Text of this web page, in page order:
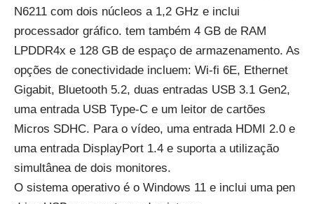
N6211 com dois núcleos a 1,2 GHz e inclui
processador gráfico. tem também 4 GB de RAM
LPDDR4x e 128 GB de espaço de armazenamento. As
opções de conectividade incluem: Wi-fi 6E, Ethernet
Gigabit, Bluetooth 5.2, duas entradas USB 3.1 Gen2,
uma entrada USB Type-C e um leitor de cartões
Micros SDHC. Para o vídeo, uma entrada HDMI 2.0 e
uma entrada DisplayPort 1.4 e suporta a utilização
simultânea de dois monitores.
O sistema operativo é o Windows 11 e inclui uma pen